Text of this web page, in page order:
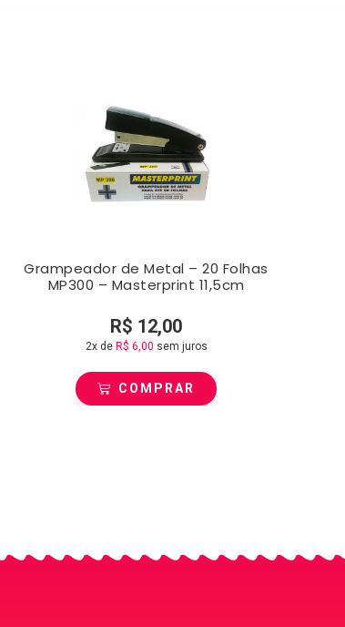
Grampeador de Metal – 20 Folhas
MP300 – Masterprint 11,5cm
R$ 12,00
2x de R$ 6,00 sem juros
COMPRAR